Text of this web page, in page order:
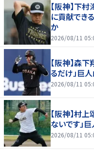
【阪神】下
に貢献でき
か
2026/08/11
【阪神】森
るだけ」巨
2026/08/11
【阪神】村
ないです」
2026/08/11